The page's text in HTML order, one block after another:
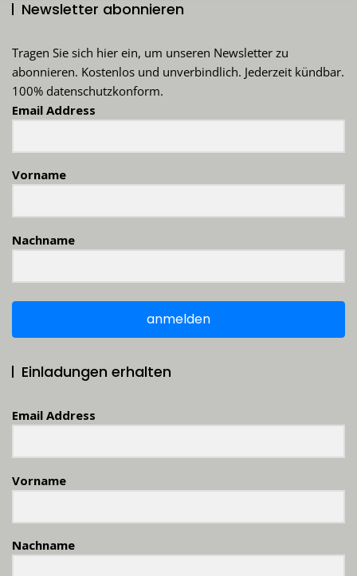
Newsletter abonnieren
Tragen Sie sich hier ein, um unseren Newsletter zu
abonnieren. Kostenlos und unverbindlich. Jederzeit kündbar.
100% datenschutzkonform.
Email Address
Vorname
Nachname
anmelden
Einladungen erhalten
Email Address
Vorname
Nachname